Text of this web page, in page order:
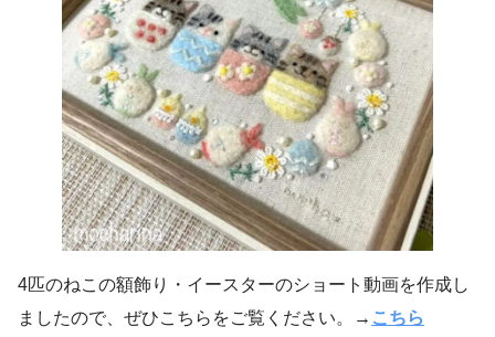
4匹のねこの額飾り・イースターのショート動画を作成し
ましたので、ぜひこちらをご覧ください。→ こちら